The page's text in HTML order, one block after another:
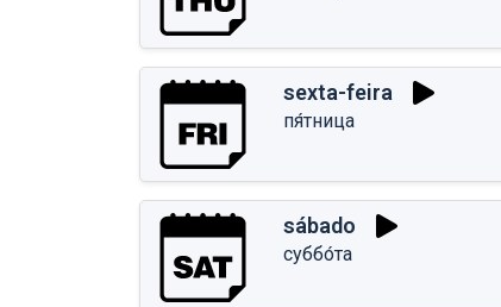
sexta-feira
пя́тница
sábado
суббо́та